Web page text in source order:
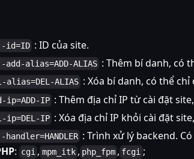
id=ID : ID của site.
add-alias=ADD-ALIAS : Thêm bí danh, có
alias=DEL-ALIAS : Xóa bí danh, có thể
ip=ADD-IP : Thêm địa chỉ IP từ cài đặt
ip=DEL-IP : Xóa địa chỉ IP khỏi cài đặt
handler=HANDLER : Trình xử lý backend.
: cgi , mpm_itk , php_fpm , fcgi ;